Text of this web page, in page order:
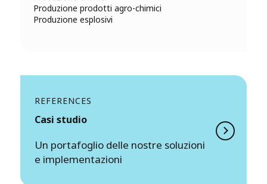
Produzione prodotti agro-chimici
Produzione esplosivi
REFERENCES
Casi studio
Un portafoglio delle nostre soluzioni
e implementazioni